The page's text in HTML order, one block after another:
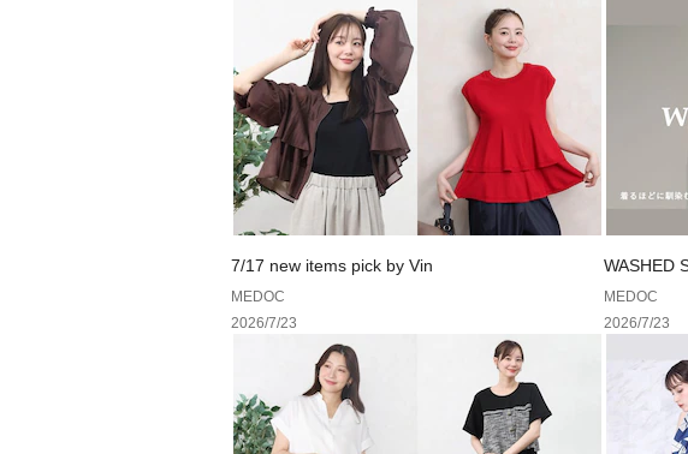
7/17 new items pick by Vin
MEDOC
2026/7/23
WASHED
MEDOC
2026/7/23